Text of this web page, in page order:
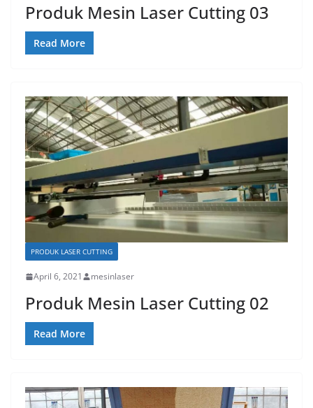
Produk Mesin Laser Cutting 03
Read More
PRODUK LASER CUTTING
April 6, 2021 mesinlaser
Produk Mesin Laser Cutting 02
Read More